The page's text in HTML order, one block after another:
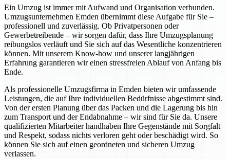
Ein Umzug ist immer mit Aufwand und Organisation verbunden.
Umzugsunternehmen Emden übernimmt diese Aufgabe für Sie –
professionell und zuverlässig. Ob Privatpersonen oder
Gewerbetreibende – wir sorgen dafür, dass Ihre Umzugsplanung
reibungslos verläuft und Sie sich auf das Wesentliche konzentrieren
können. Mit unserem Know-how und unserer langjährigen
Erfahrung garantieren wir einen stressfreien Ablauf von Anfang bis
Ende.
Als professionelle Umzugsfirma in Emden bieten wir umfassende
Leistungen, die auf Ihre individuellen Bedürfnisse abgestimmt sind.
Von der ersten Planung über das Packen und die Lagerung bis hin
zum Transport und der Endabnahme – wir sind für Sie da. Unsere
qualifizierten Mitarbeiter handhaben Ihre Gegenstände mit Sorgfalt
und Respekt, sodass nichts verloren geht oder beschädigt wird. So
können Sie sich auf einen geordneten und sicheren Umzug
verlassen.